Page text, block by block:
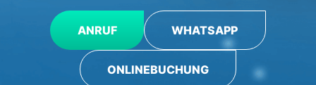
ANRUF WHATSAPP
ONLINEBUCHUNG